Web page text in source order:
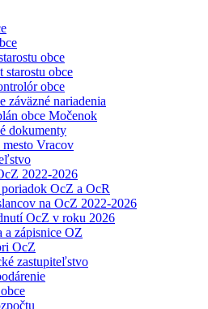
obce
starostu obce
obce
záväzné nariadenia
obce Močenok
dokumenty
Vracov
2022-2026
OcZ a OcR
na OcZ 2022-2026
OcZ v roku 2026
a zápisnice OZ
OcZ
zastupiteľstvo